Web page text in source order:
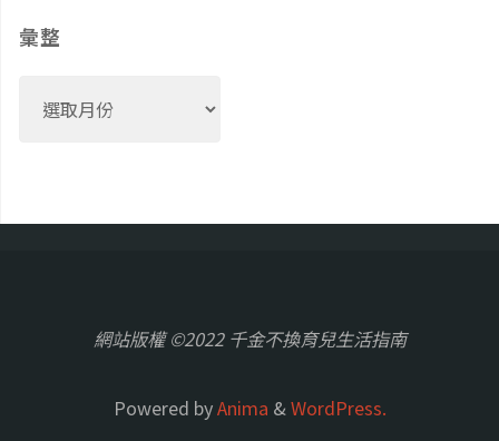
彙整
網站版權 ©2022 千金不換育兒生活指南
Powered byAnima & WordPress.